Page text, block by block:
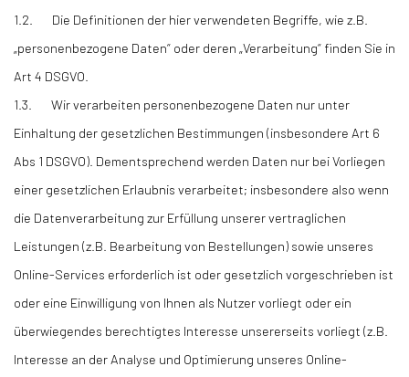
1.2. Die Definitionen der hier verwendeten Begriffe, wie z.B.
„personenbezogene Daten“ oder deren „Verarbeitung“ finden Sie in
Art 4 DSGVO.
1.3. Wir verarbeiten personenbezogene Daten nur unter
Einhaltung der gesetzlichen Bestimmungen (insbesondere Art 6
Abs 1 DSGVO). Dementsprechend werden Daten nur bei Vorliegen
einer gesetzlichen Erlaubnis verarbeitet; insbesondere also wenn
die Datenverarbeitung zur Erfüllung unserer vertraglichen
Leistungen (z.B. Bearbeitung von Bestellungen) sowie unseres
Online-Services erforderlich ist oder gesetzlich vorgeschrieben ist
oder eine Einwilligung von Ihnen als Nutzer vorliegt oder ein
überwiegendes berechtigtes Interesse unsererseits vorliegt (z.B.
Interesse an der Analyse und Optimierung unseres Online-